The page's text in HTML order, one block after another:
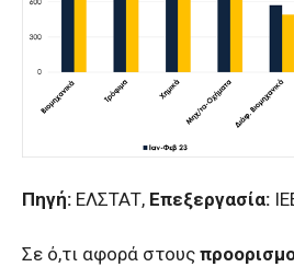
Πηγή: ΕΛΣΤΑΤ, Επεξεργασία:
Σε ό,τι αφορά στους